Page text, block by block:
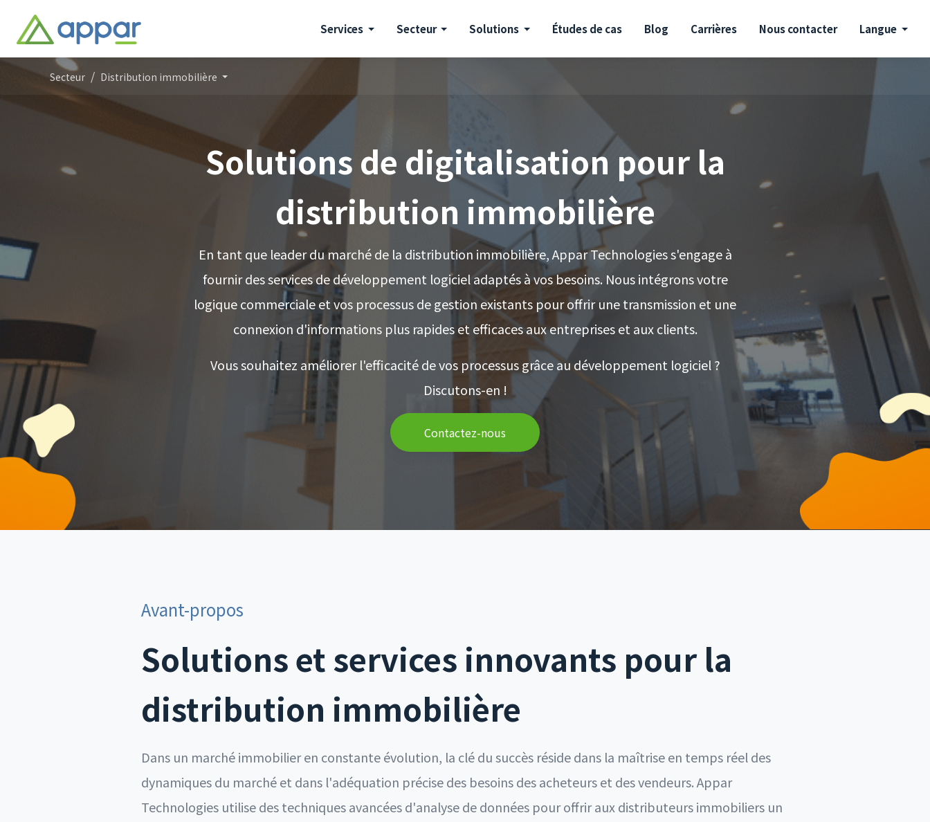
Services Secteur Solutions Études de cas Blog Carrières Nous contacter Langue
Secteur Distribution immobilière
Solutions de digitalisation pour la
distribution immobilière
En tant que leader du marché de la distribution immobilière, Appar Technologies s'engage à
fournir des services de développement logiciel adaptés à vos besoins. Nous intégrons votre
logique commerciale et vos processus de gestion existants pour offrir une transmission et une
connexion d'informations plus rapides et efficaces aux entreprises et aux clients.
Vous souhaitez améliorer l'efficacité de vos processus grâce au développement logiciel ?
Discutons-en !
Contactez-nous
Avant-propos
Solutions et services innovants pour la
distribution immobilière
Dans un marché immobilier en constante évolution, la clé du succès réside dans la maîtrise en temps réel des
dynamiques du marché et dans l'adéquation précise des besoins des acheteurs et des vendeurs. Appar
Technologies utilise des techniques avancées d'analyse de données pour offrir aux distributeurs immobiliers un